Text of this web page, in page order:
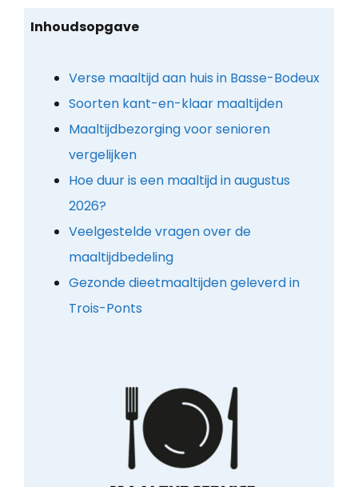
Inhoudsopgave
Verse maaltijd aan huis in Basse-Bodeux
Soorten kant-en-klaar maaltijden
Maaltijdbezorging voor senioren
vergelijken
Hoe duur is een maaltijd in augustus
2026?
Veelgestelde vragen over de
maaltijdbedeling
Gezonde dieetmaaltijden geleverd in
Trois-Ponts